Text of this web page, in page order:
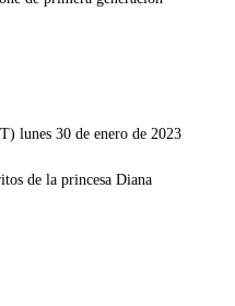
lunes 30 de enero de 2023